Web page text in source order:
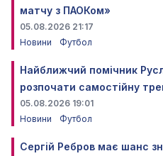
матчу з ПАОКом»
05.08.2026 21:17
Новини
Футбол
Найближчий помічник
розпочати самостійну
05.08.2026 19:01
Новини
Футбол
Сергій Ребров має шанс